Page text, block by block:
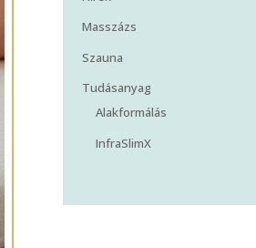
Masszázs
Szauna
Tudásanyag
Alakformálás
InfraSlimX